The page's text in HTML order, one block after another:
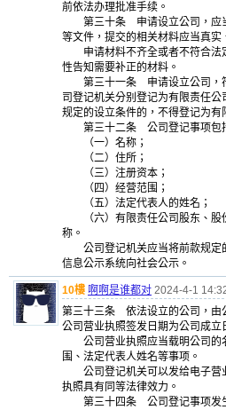
前依法办理批准手续。
第三十条 申请设立公司，应当
等文件，提交的相关材料应当真实
申请材料不齐全或者不符合法
性告知需要补正的材料。
第三十一条 申请设立公司，符
司登记机关分别登记为有限责任
规定的设立条件的，不得登记为有
第三十二条 公司登记事项包
（一）名称；
（二）住所；
（三）注册资本；
（四）经营范围；
（五）法定代表人的姓名；
（六）有限责任公司股东、股
称。
公司登记机关应当将前款规定
信息公示系统向社会公示。
10樓 啊啊是谁都对 2024-4-1
第三十三条 依法设立的公司，由
公司营业执照签发日期为公司成立
公司营业执照应当载明公司的
围、法定代表人姓名等事项。
公司登记机关可以发给电子营
执照具有同等法律效力。
第三十四条 公司登记事项发